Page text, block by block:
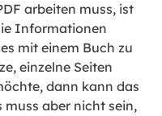
arbeiten muss, ist
Informationen
mit einem Buch zu
einzelne Seiten
dann kann das
muss aber nicht sein,